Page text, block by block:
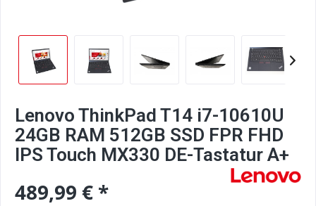
Lenovo ThinkPad T14 i7-10610U
24GB RAM 512GB SSD FPR FHD
IPS Touch MX330 DE-Tastatur A+
489,99 € *